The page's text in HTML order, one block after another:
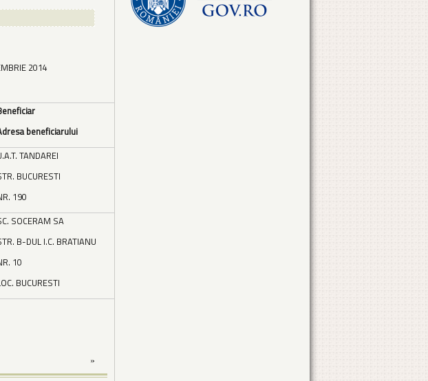
2014
beneficiarului
TANDAREI
BUCURESTI
190
SOCERAM SA
B-DUL I.C. BRATIANU
10
BUCURESTI
»